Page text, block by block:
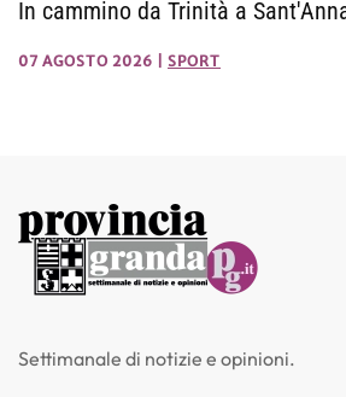
In cammino da Trinità a
07 AGOSTO 2026 SPORT
Settimanale di notizie e opinioni.